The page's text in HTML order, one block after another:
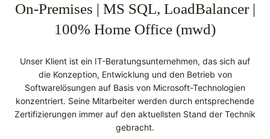
On-Premises | MS SQL, LoadBalancer |
100% Home Office (mwd)
Unser Klient ist ein IT-Beratungsunternehmen, das sich auf
die Konzeption, Entwicklung und den Betrieb von
Softwarelösungen auf Basis von Microsoft-Technologien
konzentriert. Seine Mitarbeiter werden durch entsprechende
Zertifizierungen immer auf den aktuellsten Stand der Technik
gebracht.